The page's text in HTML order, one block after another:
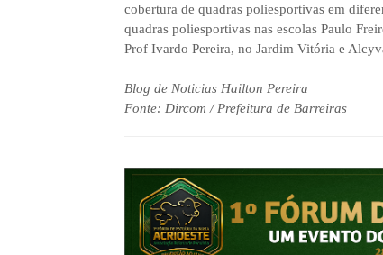
cobertura de quadras poliesportivas em
quadras poliesportivas nas escolas Paulo
Prof Ivardo Pereira, no Jardim Vitória e
Blog de Noticias Hailton Pereira
Fonte: Dircom / Prefeitura de Barreiras